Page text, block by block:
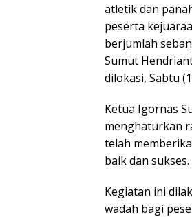
atletik dan
peserta
berjumlah
Sumut
dilokasi, Sabtu
Ketua Igornas
menghaturkan
telah
baik dan sukses.
Kegiatan ini
wadah bagi